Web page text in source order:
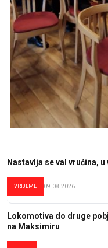
Nastavlja se val vrućina,
VRIJEME 09.08.2026.
Lokomotiva do druge
na Maksimiru